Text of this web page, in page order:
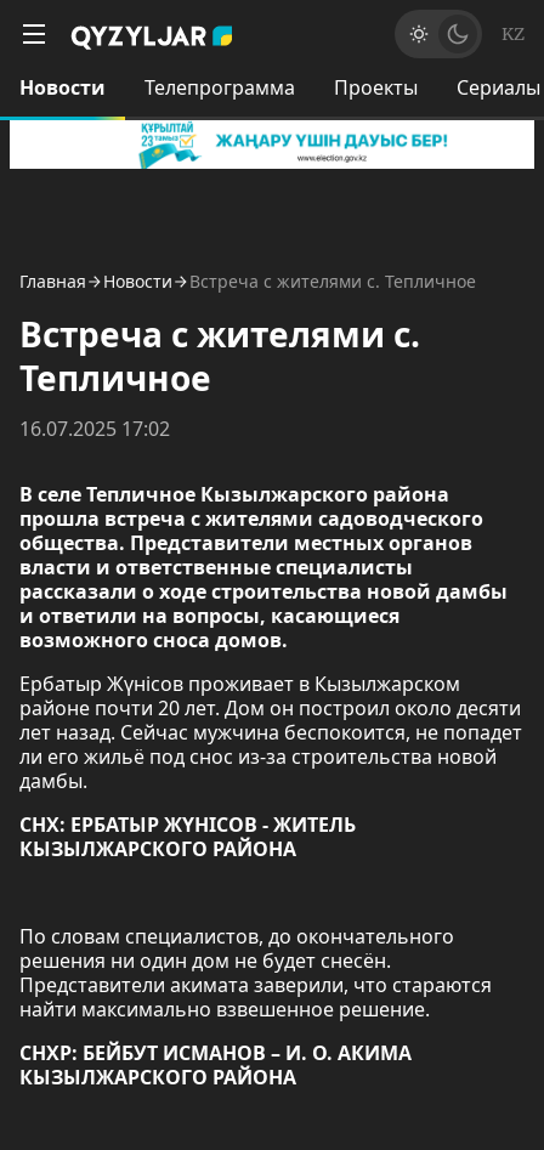
KZ
Новости Телепрограмма Проекты Сериалы
Главная Новости Встреча с жителями с. Тепличное
Встреча с жителями с.
Тепличное
16.07.2025 17:02
В селе Тепличное Кызылжарского района
прошла встреча с жителями садоводческого
общества. Представители местных органов
власти и ответственные специалисты
рассказали о ходе строительства новой дамбы
и ответили на вопросы, касающиеся
возможного сноса домов.
Ербатыр Жүнісов проживает в Кызылжарском
районе почти 20 лет. Дом он построил около десяти
лет назад. Сейчас мужчина беспокоится, не попадет
ли его жильё под снос из-за строительства новой
дамбы.
СНХ: ЕРБАТЫР ЖҮНІСОВ - ЖИТЕЛЬ
КЫЗЫЛЖАРСКОГО РАЙОНА
По словам специалистов, до окончательного
решения ни один дом не будет снесён.
Представители акимата заверили, что стараются
найти максимально взвешенное решение.
СНХР: БЕЙБУТ ИСМАНОВ – И. О. АКИМА
КЫЗЫЛЖАРСКОГО РАЙОНА